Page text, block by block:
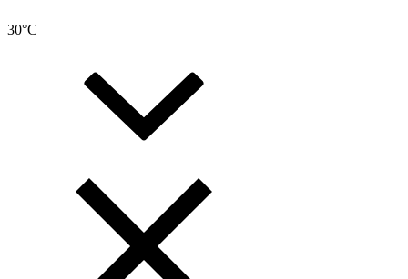
30°C